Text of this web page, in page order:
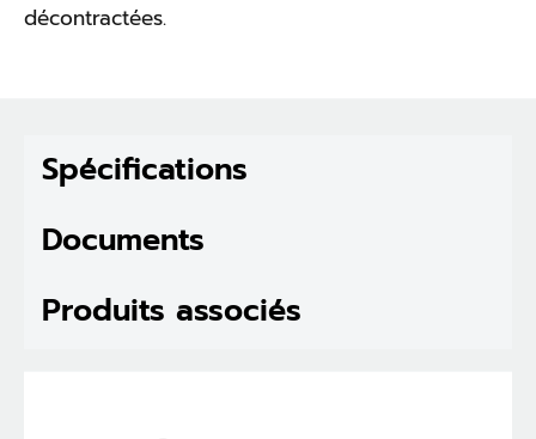
décontractées.
Spécifications
Documents
Produits associés